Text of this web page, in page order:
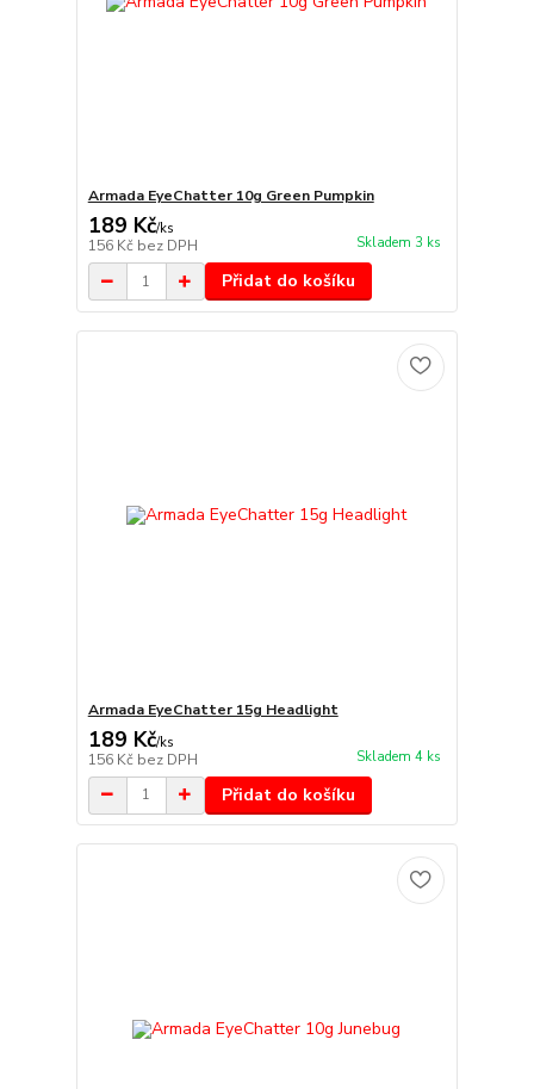
Armada EyeChatter 10g Green Pumpkin
189 Kč/ks
156 Kč bez DPH Skladem 3 ks
Přidat do košíku
Armada EyeChatter 15g Headlight
189 Kč/ks
156 Kč bez DPH Skladem 4 ks
Přidat do košíku